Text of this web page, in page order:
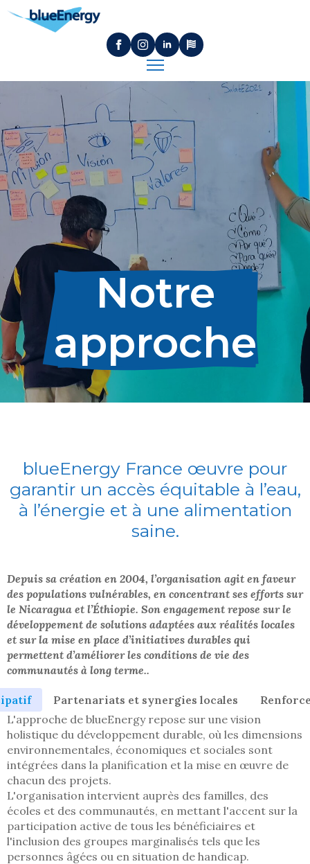
Notre
approche
blueEnergy France œuvre pour
garantir un accès équitable à l’eau,
à l’énergie et à une alimentation
saine.
Depuis sa création en 2004, l’organisation agit en faveur
des populations vulnérables, en concentrant ses efforts sur
le Nicaragua et l’Éthiopie. Son engagement repose sur le
développement de solutions adaptées aux réalités locales
et sur la mise en place d’initiatives durables qui
permettent d’améliorer les conditions de vie des
communautés à long terme..
Partenariats et synergies locales
L'approche de blueEnergy repose sur une vision
holistique du développement durable, où les dimensions
environnementales, économiques et sociales sont
intégrées dans la planification et la mise en œuvre de
chacun des projets.
L'organisation intervient auprès des familles, des
écoles et des communautés, en mettant l'accent sur la
participation active de tous les bénéficiaires et
l'inclusion des groupes marginalisés tels que les
personnes âgées ou en situation de handicap.